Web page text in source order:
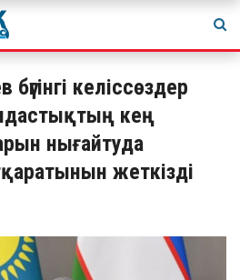
келіссөздер
кең
нығайтуда
жеткізді